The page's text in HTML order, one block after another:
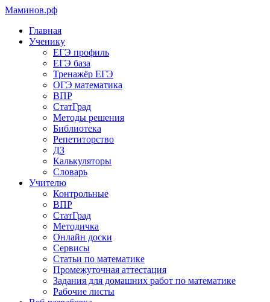
Маминов.рф
Главная
Ученику
ЕГЭ профиль
ЕГЭ база
Тренажёр ЕГЭ
ОГЭ математика
ВПР
СтатГрад
Методы решения
Библиотека
Репетиторство
ДЗ
Калькуляторы
Словарь
Учителю
Контрольные
ВПР
СтатГрад
Методичка
Онлайн доски
Сервисы
Статьи по математике
Промежуточная аттестация
Задания для домашних работ по математике
Рабочие листы